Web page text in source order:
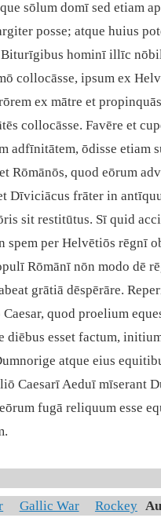
sōlum domī sed etiam
posse; atque huius
hominī illīc
collocāsse, ipsum ex
ex mātre et
collocāsse. Favēre et
adfīnitātem, ōdisse etiam
Rōmānōs, quod eōrum
Dīviciācus frāter in
sit restitūtus. Sī quid
spem per Helvētiōs rēgnī
Rōmānī nōn modo dē
grātiā dēspērāre.
Caesar, quod proelium
diēbus esset factum,
atque eius
Caesarī Aeduī mīserant
fugā reliquum esse
Gallic War Rockey